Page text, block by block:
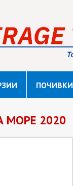
ПОЧИВКИ
МОРЕ 2020